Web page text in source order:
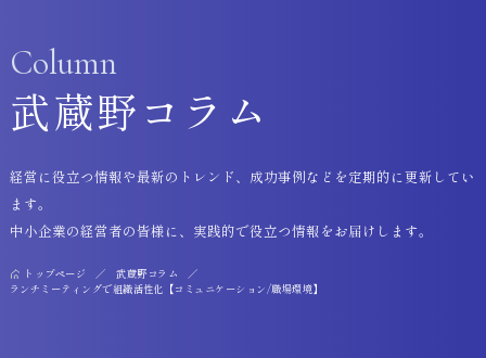
Column
武蔵野コラム
トップページ
武蔵野コラム
ランチミーティングで組織活性化【コミュニケーション/職場環境】
経営に役立つ情報や最新のトレンド、成功事例などを定期的に更新してい
ます。
中小企業の経営者の皆様に、実践的で役立つ情報をお届けします。